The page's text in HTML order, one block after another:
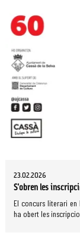
23.02.2026
S'obren les
El concurs literari en
ha obert les